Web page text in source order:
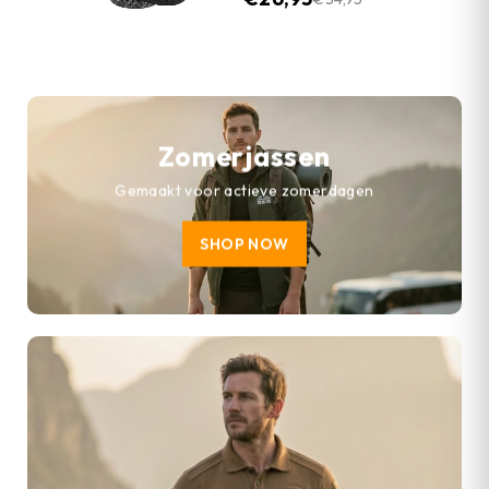
Zomerjassen
Gemaakt voor actieve zomerdagen
SHOP NOW